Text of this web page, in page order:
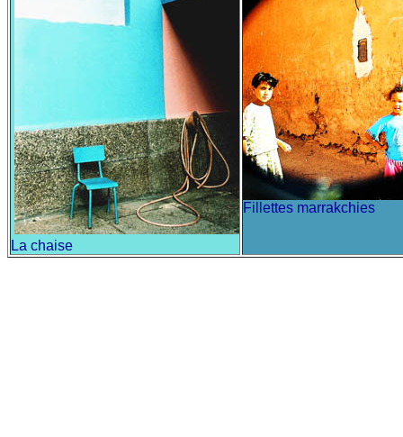
La chaise
Fillettes marrakchies